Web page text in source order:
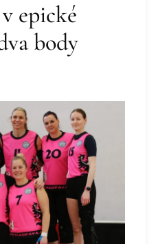
epické
body